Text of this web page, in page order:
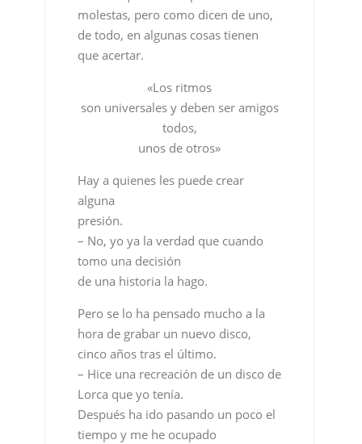
molestas, pero como dicen de uno,
de todo, en algunas cosas tienen
que acertar.
«Los ritmos
son universales y deben ser amigos
todos,
unos de otros»
Hay a quienes les puede crear
alguna
presión.
– No, yo ya la verdad que cuando
tomo una decisión
de una historia la hago.
Pero se lo ha pensado mucho a la
hora de grabar un nuevo disco,
cinco años tras el último.
– Hice una recreación de un disco de
Lorca que yo tenía.
Después ha ido pasando un poco el
tiempo y me he ocupado